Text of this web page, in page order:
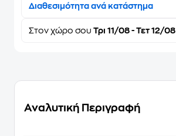
Διαθεσιμότητα ανά κατάστημα
Στον χώρο σου Τρι 11/08 - Τετ 12/08
Αναλυτική Περιγραφή